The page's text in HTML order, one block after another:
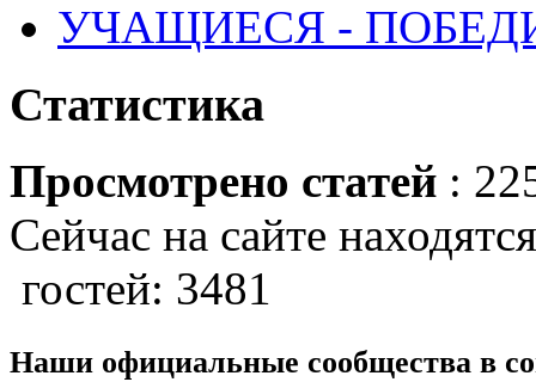
УЧАЩИЕСЯ -
Статистика
Просмотрено статей :
Сейчас на сайте
гостей: 3481
Наши официальные сообщества в